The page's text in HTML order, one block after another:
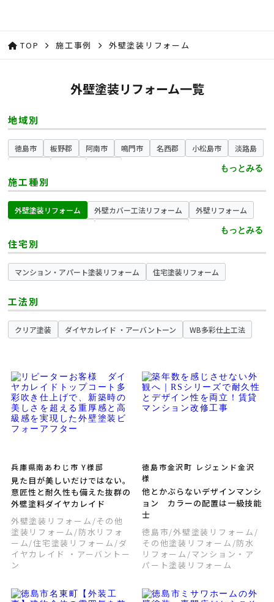
TOP 施工事例 外壁塗装リフォーム
外壁塗装リフォーム一覧
地域別
徳島市 板野郡 阿南市 鳴門市 名西郡 小松島市
淡路島
もっとみる
施工種別
外壁塗装リフォーム 外壁カバー工法リフォーム
外壁リフォーム
スタンプコンクリートリフォーム
屋根カバー工法リフォーム
屋根葺き替えリフォーム
雨漏り工事リフォーム
その他塗装リフォーム
防水リフォーム
リフォーム
もっとみる
住宅別
マンション・アパート塗装リフォーム 住宅塗装リフォーム
工法別
クリア塗装 ダイヤカレイド ・アーバントーン WB多彩仕上工法
兵庫県南あわじ市 Y様邸
見た目が美しいだけではない。
意匠性と耐久性も備えた抜群の
外壁塗料ダイヤカレイド
外壁塗装リフォーム /その他
塗装リフォーム /防水リフォ
ーム/住宅塗装リフォーム /ダ
イヤカレイド ・アーバントー
ン
徳島市金沢町 レジェンド金沢
様
他とかぶらないデザインマンシ
ョン カラーの配置は一級技能
士
徳島市/外壁塗装リフォーム /
その他塗装リフォーム /防水
リフォーム /マンション・ア
パート塗装リフォーム